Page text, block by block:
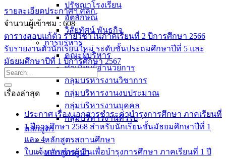
ปรัชญาโรงเรียน
อัตลักษณ์
วิสัยทัศน์ พันธกิจ
การบริหาร
คณะผู้บริหาร
ทำเนียบผู้อำนวยการ
กลุ่มบริหารงานวิชาการ
กลุ่มบริหารงานงบประมาณ
กลุ่มบริหารงานบุคคล
กลุ่มบริหารงานทั่วไป
หลักสูตร
หลักสูตรสถานศึกษา
หลักสูตรผู้นำ
รายละเอียดประกาศฯ คลิก
จำนวนผู้เข้าชม : 608
ตารางสอบแก้ตัว รายวิชาในภาคเรียนที่ 2 ปีการศึกษา 2566
รับรายงานตัวนักเรียนใหม่ ระดับชั้นประถมศึกษาปีที่ 5 และ
มัธยมศึกษาปีที่ 1 ปีการศึกษา 2567
เรื่องล่าสุด
ประกาศ เรื่อง เอกสารชำระค่าบำรุงการศึกษา ภาคเรียนที่
1 ปีการศึกษา 2568 สำหรับนักเรียนชั้นมัธยมศึกษาปีที่ 1
และ 4
ใบแจ้งการชำระเงินเพื่อบำรุงการศึกษา ภาคเรียนที่ 1 ปี